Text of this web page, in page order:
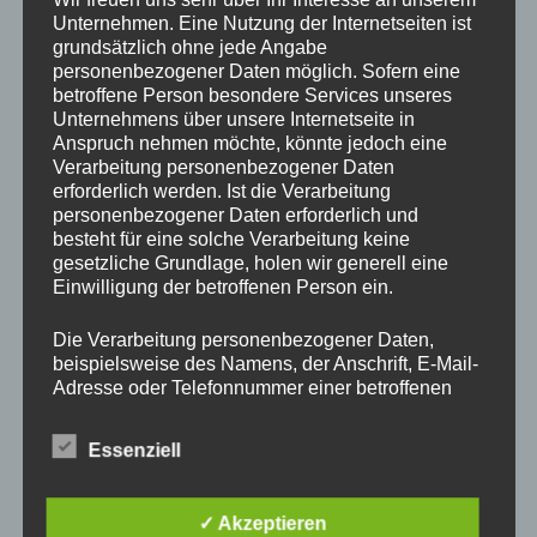
Drechslerei Spitzbart
In diesem zweitägigen Kurs zeig ich Euch die Basics des
drechseln in Längs und Querholz.
Ihr werdet den richtigen Umgang mit der Drehbank und mit
den verschiedenen Spannvorrichtungen lernen. Auch das
Verwenden der Drechseleisen und deren Schärfen werden
wir uns ansehen.
Da in diesem Kurs nur Platz für 2 Schüler ist, bitte schnell
Die Kurskosten belaufen sich auf nur€ 300.– inkl. Ust.
Kurszeiten sind an beiden Tagen von 8 Uhr bis 18 Uhr.
Im Kurspreis enthalten ist Holz (soviel wir brauchen),
Unternehmen. Eine Nutzung der Internetseiten ist
grundsätzlich ohne jede Angabe
personenbezogener Daten möglich. Sofern eine
betroffene Person besondere Services unseres
Unternehmens über unsere Internetseite in
Anspruch nehmen möchte, könnte jedoch eine
Verarbeitung personenbezogener Daten
erforderlich werden. Ist die Verarbeitung
personenbezogener Daten erforderlich und
besteht für eine solche Verarbeitung keine
gesetzliche Grundlage, holen wir generell eine
Einwilligung der betroffenen Person ein.
Die Verarbeitung personenbezogener Daten,
beispielsweise des Namens, der Anschrift, E-Mail-
Adresse oder Telefonnummer einer betroffenen
Datenschutz-Grundverordnung und in
Übereinstimmung mit den für uns geltenden
Unternehmen die Öffentlichkeit über Art, Umfang
Essenziell
✓ Akzeptieren